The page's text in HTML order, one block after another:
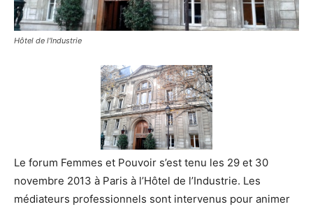
Hôtel de l'Industrie
Le forum Femmes et Pouvoir s’est tenu les 29 et 30
novembre 2013 à Paris à l’Hôtel de l’Industrie. Les
médiateurs professionnels sont intervenus pour animer